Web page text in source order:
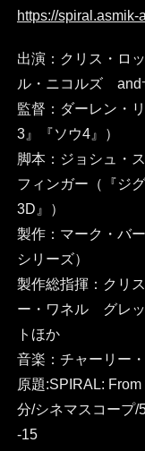
https://spiral.asmik-
出演：クリス・ロ
ル・ニコルズ and
監督：ダーレン・
3』『ソウ4』）
脚本：ジョシュ・
フィンガー（『ジ
3D』）
製作：マーク・バ
シリーズ）
製作総指揮：クリ
ー・ワネル グレ
トほか
音楽：チャーリー
原題:SPIRAL:
分/シネマスコープ/
-15